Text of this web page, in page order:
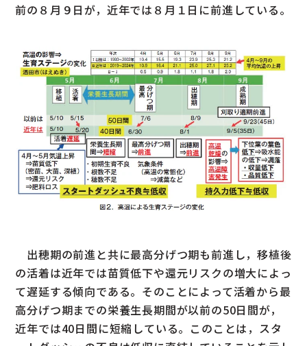
前の８月９日が，近年では８月１日に前進している。
出穂期の前進と共に最高分げつ期も前進し，移植後
の活着は近年では苗質低下や還元リスクの増大によっ
て遅延する傾向である。そのことによって活着から最
高分げつ期までの栄養生長期間が以前の50日間が，
近年では40日間に短縮している。このことは，スタ